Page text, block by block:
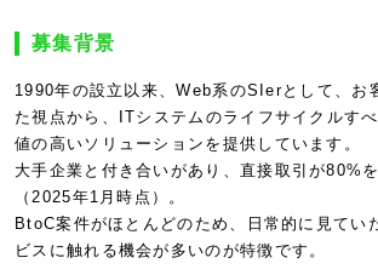
募集背景
1990年の設立以来、Web系のSIerとして、お
た視点から、ITシステムのライフサイクルす
値の高いソリューションを提供しています。
大手企業と付き合いがあり、直接取引が80%
（2025年1月時点）。
BtoC案件がほとんどのため、日常的に見てい
ビスに触れる機会が多いのが特徴です。